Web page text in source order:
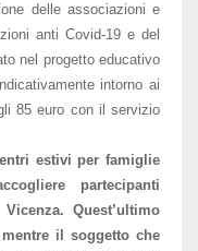
delle associazioni e
anti Covid-19 e del
nel progetto educativo
intorno ai
85 euro con il servizio
estivi per famiglie
partecipanti
Quest’ultimo
il soggetto che